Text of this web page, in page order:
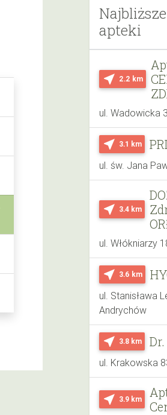
Najbliższe
apteki
near_me 2.2 km
ul. Wadowicka
near_me 3.1 km
ul. św. Jana
near_me 3.4 km
ul. Włókniarzy
near_me 3.6 km
ul. Stanisława
Andrychów
near_me 3.8 km
ul. Krakowska
near_me 3.9 km